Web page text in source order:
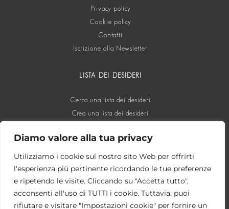
Diamo valore alla tua privacy
Utilizziamo i cookie sul nostro sito Web per offrirti
l'esperienza più pertinente ricordando le tue preferenze
e ripetendo le visite. Cliccando su "Accetta tutto",
acconsenti all'uso di TUTTI i cookie. Tuttavia, puoi
rifiutare e visitare "Impostazioni cookie" per fornire un
Privacy policy
Cookie policy
Contatti
Iscrizione alla Newsletter
LISTA DEI DESIDERI
Cerca una lista dei desideri
Crea una lista dei desideri
SOCIAL